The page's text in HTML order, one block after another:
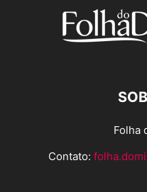
Folha
Contato: